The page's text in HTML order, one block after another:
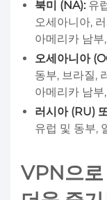
북미 (NA): 유
오세아니아,
아메리카 남부
오세아니아
동부, 브라질,
아메리카 남부
러시아 (RU)
유럽 및 동부,
VPN으로